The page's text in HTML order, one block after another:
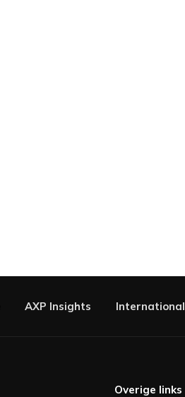
AXP Insights International
Overige links